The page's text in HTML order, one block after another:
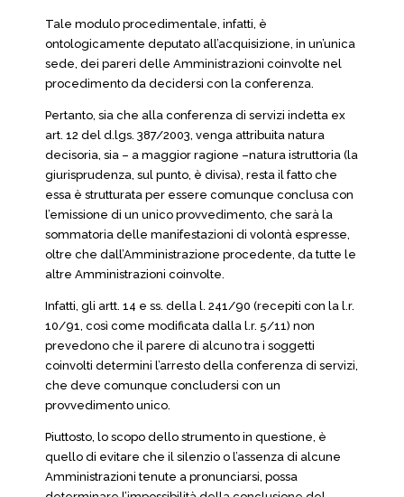
Tale modulo procedimentale, infatti, è
ontologicamente deputato all’acquisizione, in un’unica
sede, dei pareri delle Amministrazioni coinvolte nel
procedimento da decidersi con la conferenza.
Pertanto, sia che alla conferenza di servizi indetta ex
art. 12 del d.lgs. 387/2003, venga attribuita natura
decisoria, sia – a maggior ragione –natura istruttoria (la
giurisprudenza, sul punto, è divisa), resta il fatto che
essa è strutturata per essere comunque conclusa con
l’emissione di un unico provvedimento, che sarà la
sommatoria delle manifestazioni di volontà espresse,
oltre che dall’Amministrazione procedente, da tutte le
altre Amministrazioni coinvolte.
Infatti, gli artt. 14 e ss. della l. 241/90 (recepiti con la l.r.
10/91, così come modificata dalla l.r. 5/11) non
prevedono che il parere di alcuno tra i soggetti
coinvolti determini l’arresto della conferenza di servizi,
che deve comunque concludersi con un
provvedimento unico.
Piuttosto, lo scopo dello strumento in questione, è
quello di evitare che il silenzio o l’assenza di alcune
Amministrazioni tenute a pronunciarsi, possa